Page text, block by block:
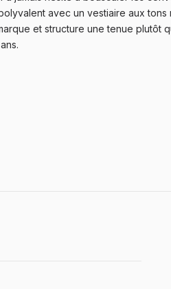
avec un vestiaire aux tons
et structure une tenue